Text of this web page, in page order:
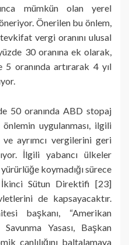
mümkün olan yerel
Önerilen bu önlem,
vergi oranını ulusal
30 oranına ek olarak,
oranında artırarak 4 yıl
50 oranında ABD stopaj
uygulanması, ilgili
ayrımcı vergilerini geri
İlgili yabancı ülkeler
koymadığı sürece
Sütun Direktifi [23]
de kapsayacaktır.
başkanı, “Amerikan
Savunma Yasası, Başkan
canlılığını baltalamaya